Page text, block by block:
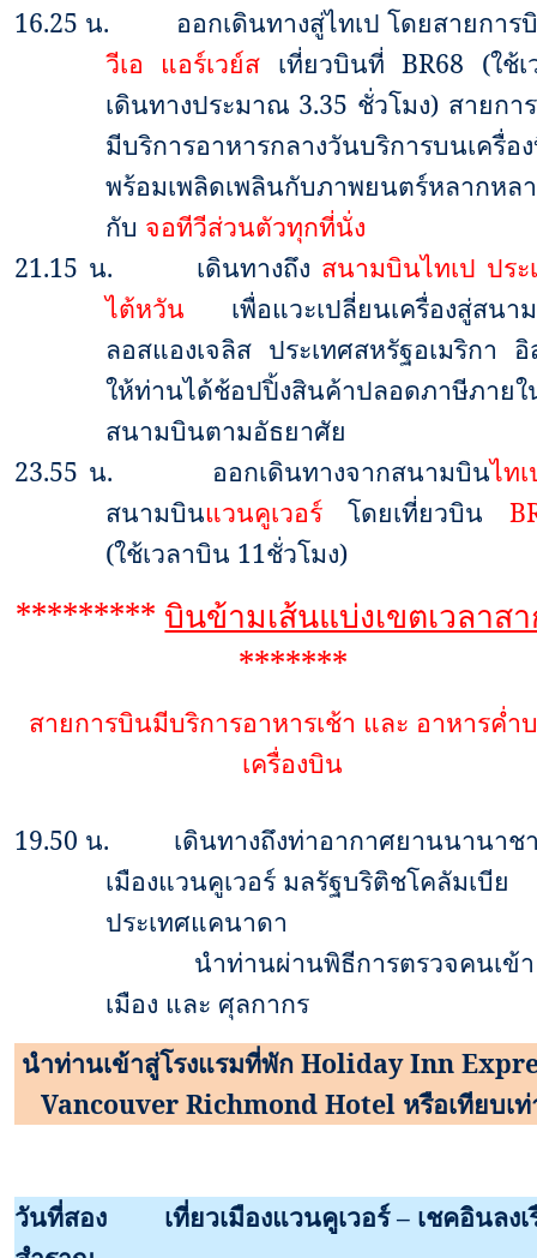
16.25 น.
ออกเดินทางสู่ไทเป โดยสายการ
วีเอ แอร์เวย์ส เที่ยวบินที่ BR68 (ใช้
เดินทางประมาณ 3.35 ชั่วโมง) สายกา
มีบริการอาหารกลางวันบริการบนเครื่อ
พร้อมเพลิดเพลินกับภาพยนตร์หลากหล
กับ จอทีวีส่วนตัวทุกที่นั่ง
21.15 น. เดินทางถึง สนามบินไทเป ประ
ไต้หวัน เพื่อแวะเปลี่ยนเครื่องสู่สนา
ลอสแองเจลิส ประเทศสหรัฐอเมริกา อิ
ให้ท่านได้ช้อปปิ้งสินค้าปลอดภาษีภายใ
สนามบินตามอัธยาศัย
23.55 น. ออกเดินทางจากสนามบินไท
สนามบินแวนคูเวอร์โดยเที่ยวบิน
(ใช้เวลาบิน 11ชั่วโมง)
********* บินข้ามเส้นแบ่งเขตเวลาส
*******
สายการบินมีบริการอาหารเช้า และ อาหารค่ำ
เครื่องบิน
19.50 น.
เดินทางถึงท่าอากาศยานนานาช
เมืองแวนคูเวอร์ มลรัฐบริติชโคลัมเบีย
ประเทศแคนาดา
นำท่านผ่านพิธีการตรวจคนเข้า
เมือง และ ศุลกากร
นำท่านเข้าสู่โรงแรมที่พักHoliday Inn
Vancouver Richmond Hotel หรือเทียบเ
วันที่สอง
เที่ยวเมืองแวนคูเวอร์ – เชคอินลงเ